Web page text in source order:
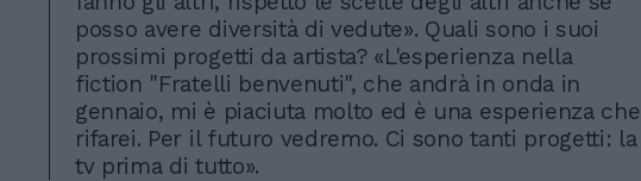
posso avere diversità di vedute». Quali sono i suoi
prossimi progetti da artista? «L'esperienza nella
fiction "Fratelli benvenuti", che andrà in onda in
gennaio, mi è piaciuta molto ed è una esperienza che
rifarei. Per il futuro vedremo. Ci sono tanti progetti: la
tv prima di tutto».